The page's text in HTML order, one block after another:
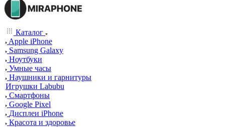
Каталог
Apple iPhone
Samsung Galaxy
Ноутбуки
Умные часы
Наушники и гарнитуры
Игрушки Labubu
Смартфоны
Google Pixel
Дисплеи iPhone
Красота и здоровье